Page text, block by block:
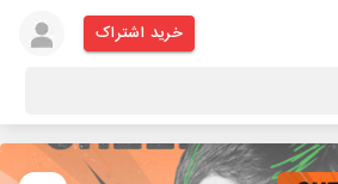
خرید اشتراک